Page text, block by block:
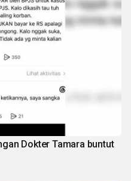
Dokter Tamara buntut